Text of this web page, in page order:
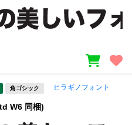
角ゴシック ヒラギノフォント
W6 同梱)